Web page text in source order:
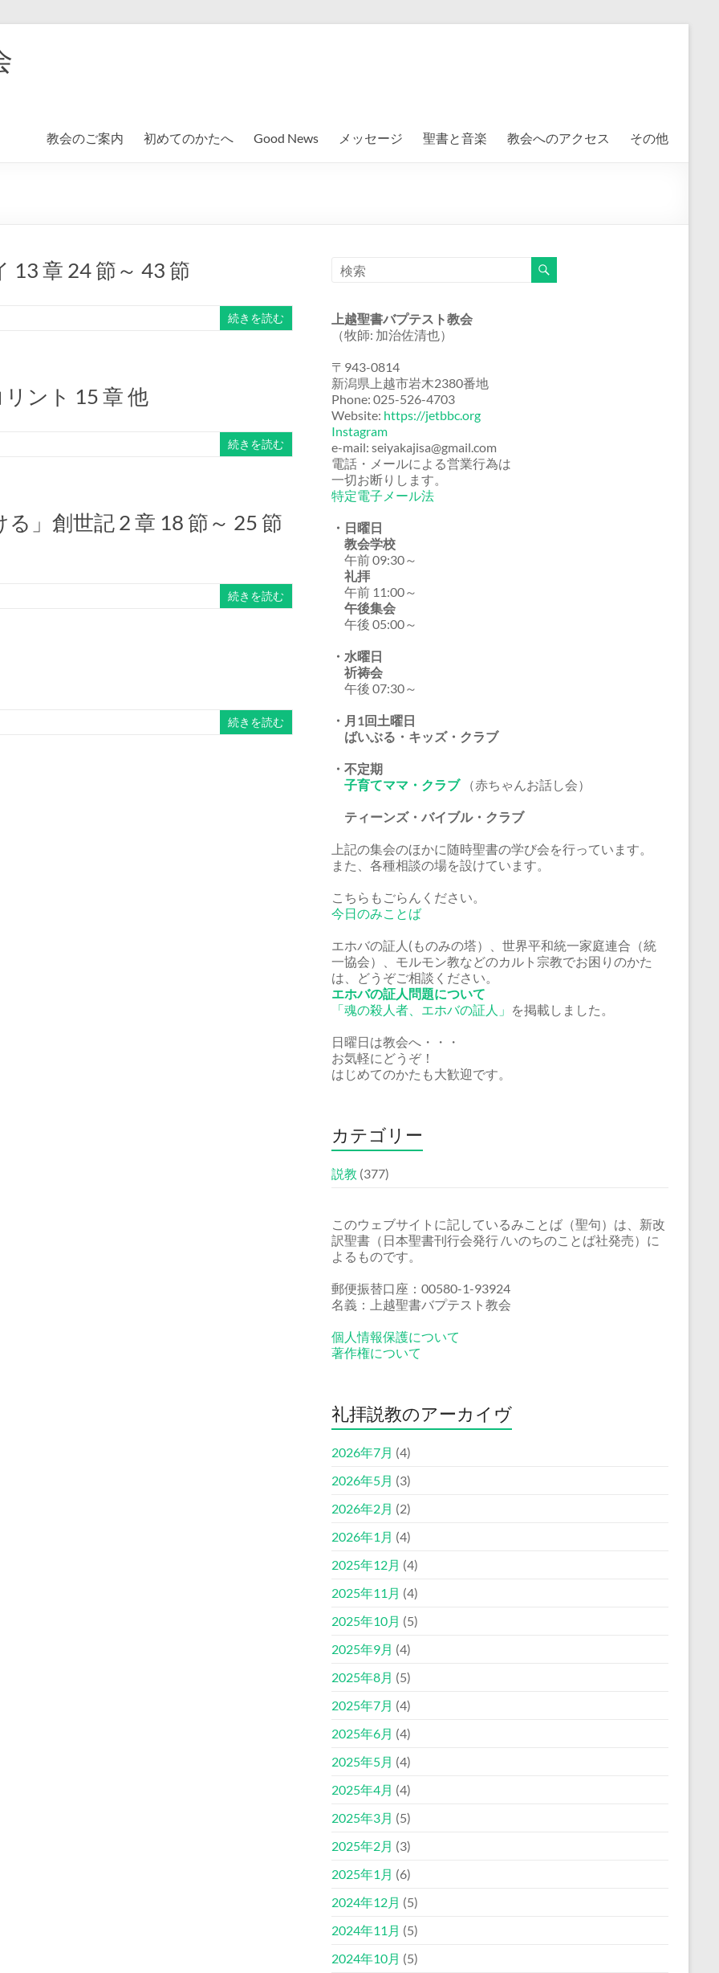
教会のご案内 初めてのかたへ Good News メッセージ 聖書と音楽 教会へのアクセス その他
章 24 節～ 43 節
続きを読む
ント 15 章 他
続きを読む
」創世記 2 章 18 節～ 25 節
続きを読む
続きを読む
上越聖書バプテスト教会
（牧師: 加治佐清也）
〒943-0814
新潟県上越市岩木2380番地
Phone: 025-526-4703
Website: https://jetbbc.org
Instagram
e-mail: seiyakajisa@gmail.com
電話・メールによる営業行為は
一切お断りします。
特定電子メール法
・日曜日
教会学校
午前 09:30～
礼拝
午前 11:00～
午後集会
午後 05:00～
・水曜日
祈祷会
午後 07:30～
・月1回土曜日
ばいぶる・キッズ・クラブ
・不定期
子育てママ・クラブ（赤ちゃんお話し会）
ティーンズ・バイブル・クラブ
上記の集会のほかに随時聖書の学び会を行っています。
また、各種相談の場を設けています。
こちらもごらんください。
今日のみことば
エホバの証人(ものみの塔）、世界平和統一家庭連合（統
一協会）、モルモン教などのカルト宗教でお困りのかた
は、どうぞご相談ください。
エホバの証人問題について
「魂の殺人者、エホバの証人」 を掲載しました。
日曜日は教会へ・・・
お気軽にどうぞ！
はじめてのかたも大歓迎です。
カテゴリー
説教 (377)
このウェブサイトに記しているみことば（聖句）は、新改
訳聖書（日本聖書刊行会発行 /いのちのことば社発売）に
よるものです。
郵便振替口座：00580-1-93924
名義：上越聖書バプテスト教会
個人情報保護について
著作権について
礼拝説教のアーカイヴ
2026年7月 (4)
2026年5月 (3)
2026年2月 (2)
2026年1月 (4)
2025年12月 (4)
2025年11月 (4)
2025年10月 (5)
2025年9月 (4)
2025年8月 (5)
2025年7月 (4)
2025年6月 (4)
2025年5月 (4)
2025年4月 (4)
2025年3月 (5)
2025年2月 (3)
2025年1月 (6)
2024年12月 (5)
2024年11月 (5)
2024年10月 (5)